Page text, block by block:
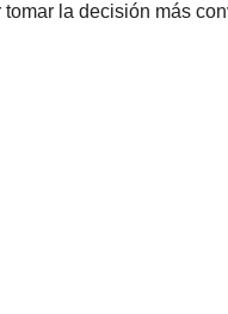
la decisión más